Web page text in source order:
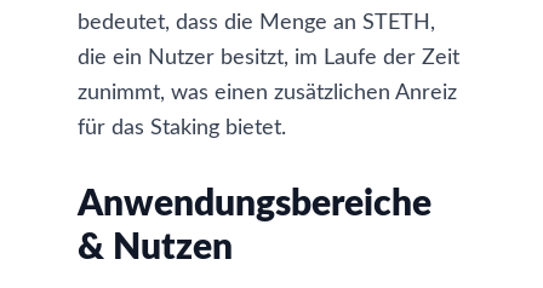
bedeutet, dass die Menge an STETH,
die ein Nutzer besitzt, im Laufe der Zeit
zunimmt, was einen zusätzlichen Anreiz
für das Staking bietet.
Anwendungsbereiche
& Nutzen